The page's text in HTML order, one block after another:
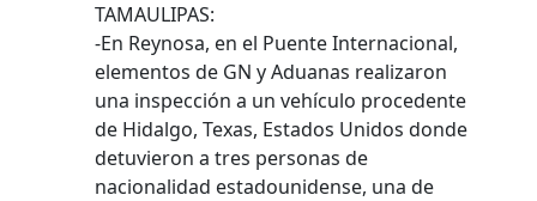
TAMAULIPAS:
-En Reynosa, en el Puente Internacional,
elementos de GN y Aduanas realizaron
una inspección a un vehículo procedente
de Hidalgo, Texas, Estados Unidos donde
detuvieron a tres personas de
nacionalidad estadounidense, una de